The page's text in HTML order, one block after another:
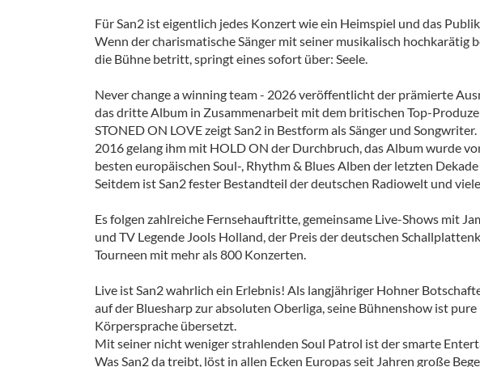
Für San2 ist eigentlich jedes Konzert wie ein Heimspiel und das
Wenn der charismatische Sänger mit seiner musikalisch hochkarätig
die Bühne betritt, springt eines sofort über: Seele.
Never change a winning team - 2026 veröffentlicht der prämierte
das dritte Album in Zusammenarbeit mit dem britischen Top-
STONED ON LOVE zeigt San2 in Bestform als Sänger und Songwriter.
2016 gelang ihm mit HOLD ON der Durchbruch, das Album wurde
besten europäischen Soul-, Rhythm & Blues Alben der letzten
Seitdem ist San2 fester Bestandteil der deutschen Radiowelt und
Es folgen zahlreiche Fernsehauftritte, gemeinsame Live-Shows mit
und TV Legende Jools Holland, der Preis der deutschen
Tourneen mit mehr als 800 Konzerten.
Live ist San2 wahrlich ein Erlebnis! Als langjähriger Hohner
auf der Bluesharp zur absoluten Oberliga, seine Bühnenshow ist
Körpersprache übersetzt.
Mit seiner nicht weniger strahlenden Soul Patrol ist der smarte
Was San2 da treibt, löst in allen Ecken Europas seit Jahren große